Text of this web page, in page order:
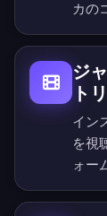
カの
ジ
ト
イン
を視
ォー